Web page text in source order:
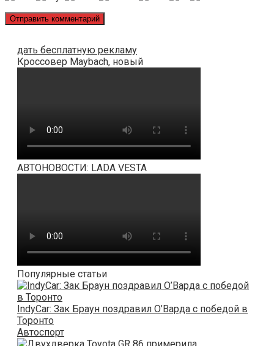
дать бесплатную рекламу
Кроссовер Maybach, новый
АВТОНОВОСТИ: LADA VESTA
Популярные статьи
IndyCar: Зак Браун поздравил О’Варда с победой в
Торонто
Автоспорт